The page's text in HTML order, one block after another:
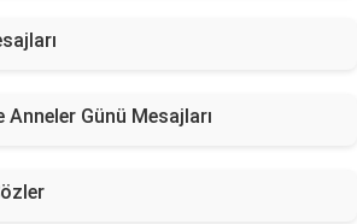
Günü Mesajları